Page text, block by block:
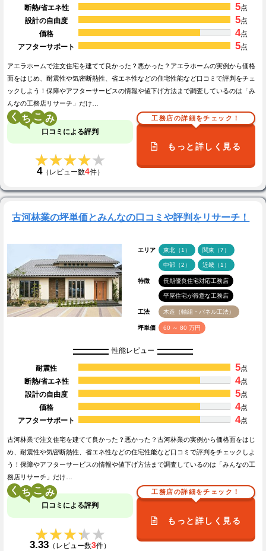
断熱/省エネ性
5点
設計の自由度
5点
価格
4点
アフターサポート
5点
アエラホームで注文住宅を建てて良かった？悪かった？アエラホームの実例から価格
面をはじめ、耐震性や気密断熱性、省エネ性などの住宅性能など口コミで評判をチェ
ックしよう！保障やアフターサービスの情報や値下げ方法まで調査しているのは「み
んなの工務店リサーチ」だけ…
く こ
口コミによる評判
★★★★★
★★★★★
4（レビュー数4件）
工務店の詳細をチェック！
もっと詳しく見る
古河林業の坪単価とみんなの口コミや評判をリサーチ！
エリア 東北（1） 関東（7）
中部（2） 近畿（1）
特徴 長期優良住宅対応工務店
平屋住宅が得意な工務店
工法 木造（軸組・パネル工法）
坪単価 60 ～ 80 万円
性能レビュー
耐震性 5点
断熱/省エネ性
4点
設計の自由度
5点
価格
4点
アフターサポート
4点
古河林業で注文住宅を建てて良かった？悪かった？古河林業の実例から価格面をはじ
め、耐震性や気密断熱性、省エネ性などの住宅性能など口コミで評判をチェックしよ
う！保障やアフターサービスの情報や値下げ方法まで調査しているのは「みんなの工
務店リサーチ」だけ…
く こ
口コミによる評判
★★★★★
★★★★★
3.33 （レビュー数3件）
工務店の詳細をチェック！
もっと詳しく見る